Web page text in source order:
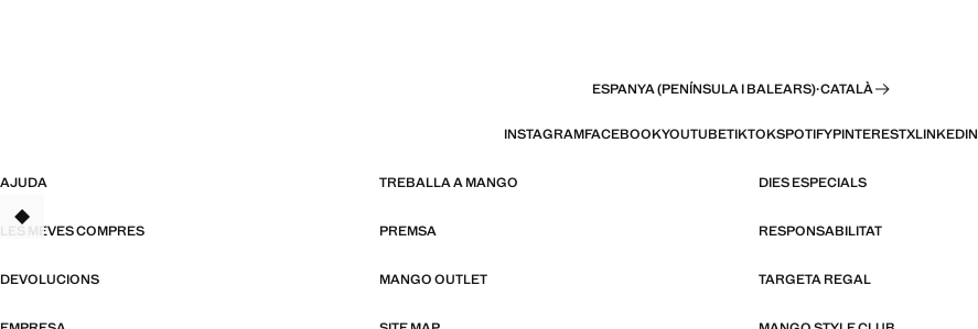
ESPANYA (PENÍNSULA I BALEARS)·CATALÀ
INSTAGRAMFACEBOOKYOUTUBETIKTOKSPOTIFYPINTERESTXLINKEDIN
AJUDA TREBALLA A MANGO DIES ESPECIALS
LES MEVES COMPRES PREMSA RESPONSABILITAT
DEVOLUCIONS MANGO OUTLET TARGETA REGAL